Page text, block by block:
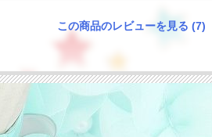
この商品のレビューを見る (7)